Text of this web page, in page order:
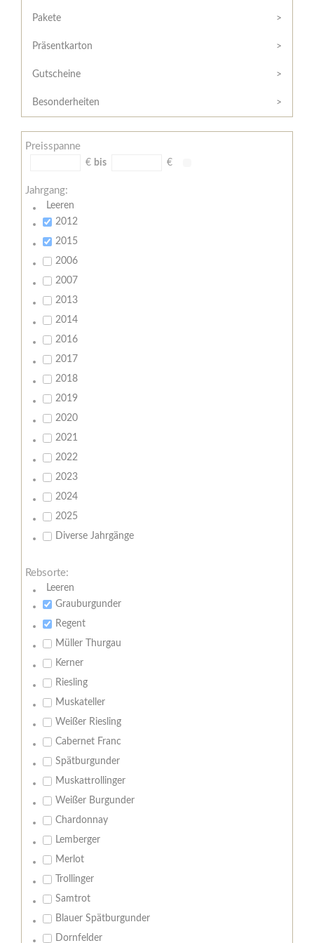
/
Widerrufsformular
AGB
Zahlungsbedingungen
Meine
Pakete
Präsentkarton
Gutscheine
Besonderheiten
Preisspanne
€ bis €
Jahrgang:
Leeren
2012
2015
2006
2007
2013
2014
2016
2017
2018
2019
2020
2021
2022
2023
2024
2025
Diverse Jahrgänge
Rebsorte:
Leeren
Grauburgunder
Regent
Müller Thurgau
Kerner
Riesling
Muskateller
Weißer Riesling
Cabernet Franc
Spätburgunder
Muskattrollinger
Weißer Burgunder
Chardonnay
Lemberger
Merlot
Trollinger
Samtrot
Blauer Spätburgunder
Dornfelder